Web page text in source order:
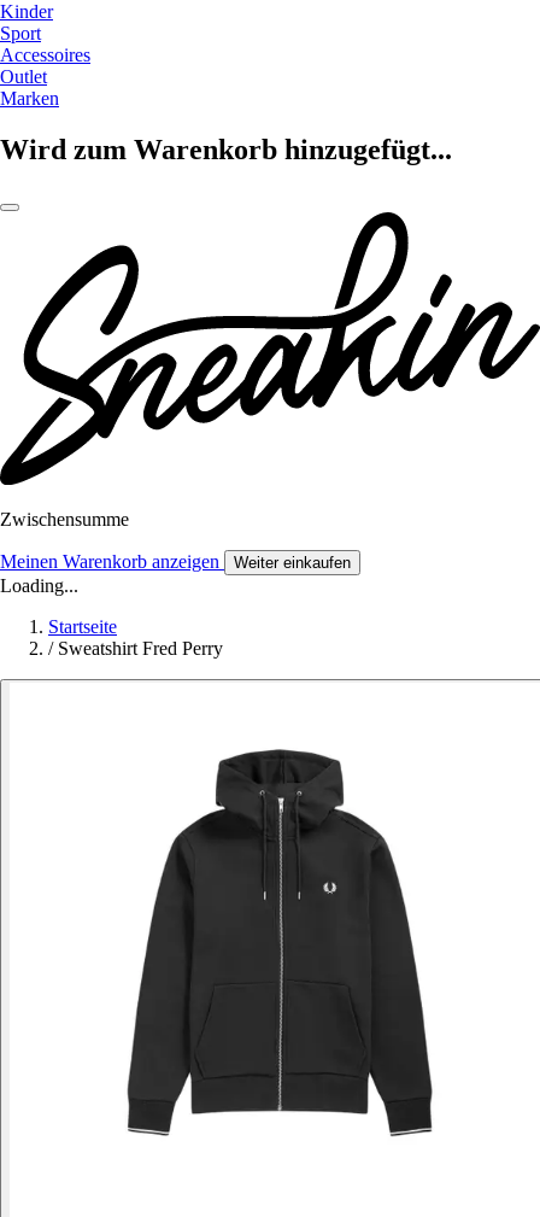
Kinder
Sport
Accessoires
Outlet
Marken
Wird zum Warenkorb hinzugefügt...
Zwischensumme
Meinen Warenkorb anzeigen Weiter einkaufen
Loading...
Startseite
/ Sweatshirt Fred Perry